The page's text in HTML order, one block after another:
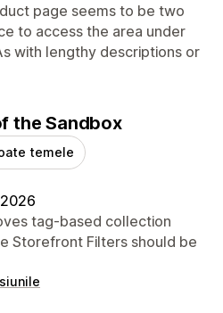
page seems to be two
to access the area under
with lengthy descriptions or
the Sandbox
temele
tag-based collection
Storefront Filters should be